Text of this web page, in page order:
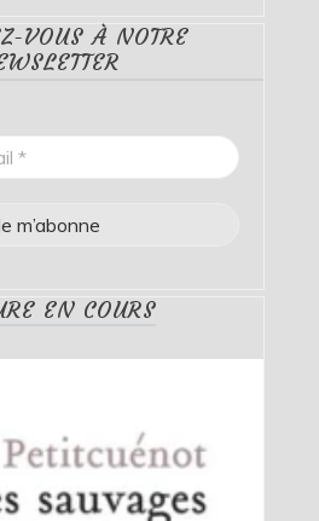
VOUS À NOTRE
EN COURS